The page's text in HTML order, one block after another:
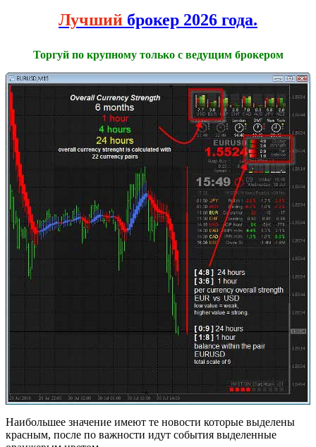
Лучший брокер 2026 года.
Торгуй по крупному только с ведущим брокером
Наибольшее значение имеют те новости которые выделены
красным, после по важности идут события выделенные